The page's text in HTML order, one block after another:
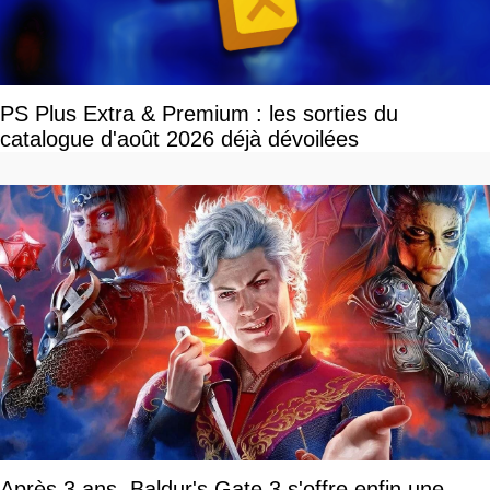
PS Plus Extra & Premium : les sorties du
catalogue d'août 2026 déjà dévoilées